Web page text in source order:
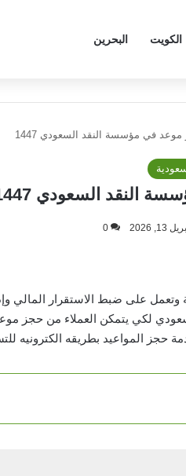
الكويت البحرين
في مؤسسة النقد السعودي 1447
النقد السعودي 1447
أبريل 13, 2026 0
على ضبط الاستقرار المالي
لكي يتمكن العملاء من حجز
المواعيد بطريقه الكترونيه